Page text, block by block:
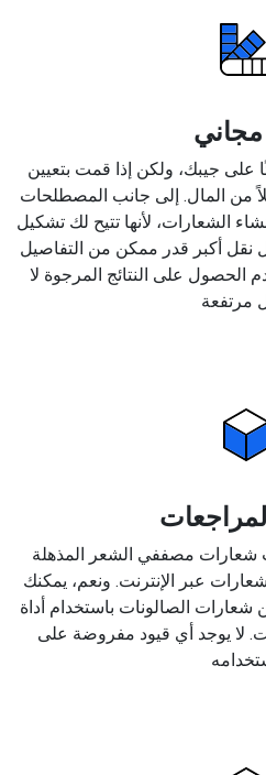
مجاني
على جيبك، ولكن إذا قمت بتعيين
من المال. إلى جانب المصطلحات
الشعارات، لأنها تتيح لك تشكيل
أكبر قدر ممكن من التفاصيل
على النتائج المرجوة لا
مصففي الشعر المذهلة
عبر الإنترنت. ونعم، يمكنك
الصالونات باستخدام أداة
لا يوجد أي قيود مفروضة على